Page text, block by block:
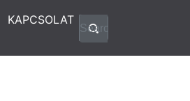
KAPCSOLAT